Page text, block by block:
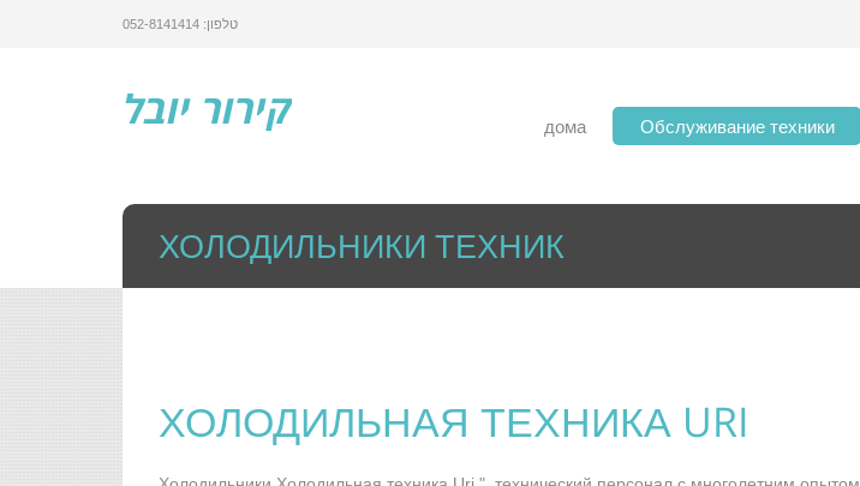
טלפון: 052-8141414
קירור יובל дома Обслуживание техники
ХОЛОДИЛЬНИКИ ТЕХНИК
ХОЛОДИЛЬНАЯ ТЕХНИКА URI